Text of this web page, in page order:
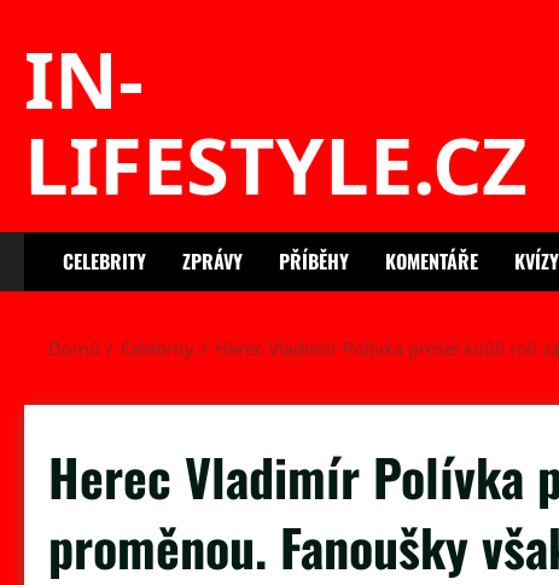
IN-
LIFESTYLE.CZ
CELEBRITY ZPRÁVY PŘÍBĚHY KOMENTÁŘE KVÍZY
Domů Celebrity Herec Vladimír Polívka prošel kvůli roli
Herec Vladimír Polívka
proměnou. Fanoušky